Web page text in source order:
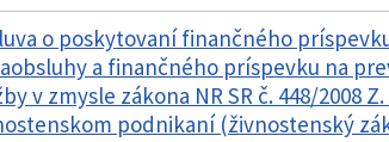
o poskytovaní finančného
a finančného príspevku na
v zmysle zákona NR SR č. 448/2008
podnikaní (živnostenský